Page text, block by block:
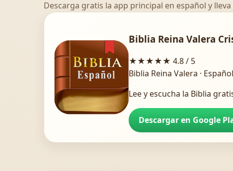
Descarga gratis la app principal en español y
Biblia Reina Valera
★★★★★ 4.8 / 5
Biblia Reina Valera · Español
Lee y escucha la Biblia
Descargar en Google